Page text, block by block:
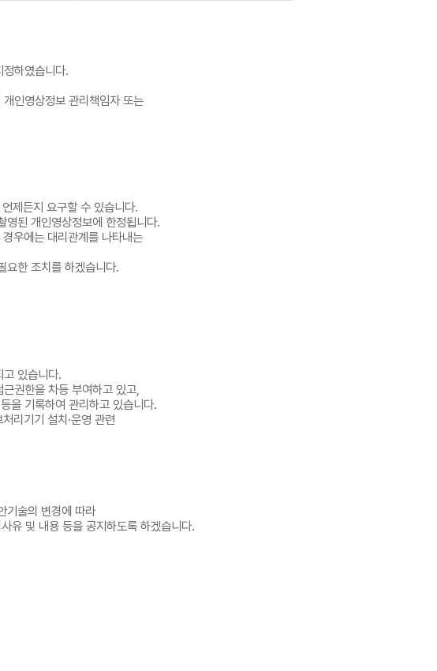
하였습니다.
인영상정보 관리책임자 또는
제든지 요구할 수 있습니다.
된 개인영상정보에 한정됩니다.
우에는 대리관계를 나타내는
요한 조치를 하겠습니다.
있습니다.
권한을 차등 부여하고 있고,
을 기록하여 관리하고 있습니다.
리기기 설치·운영 관련
기술의 변경에 따라
유 및 내용 등을 공지하도록 하겠습니다.